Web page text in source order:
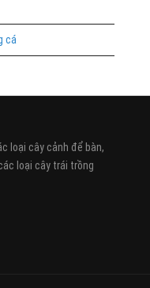
cá
loại cây cảnh để bàn,
loại cây trái trồng